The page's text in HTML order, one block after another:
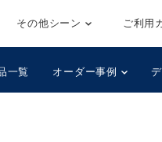
その他シーン ご利用
一覧 オーダー事例